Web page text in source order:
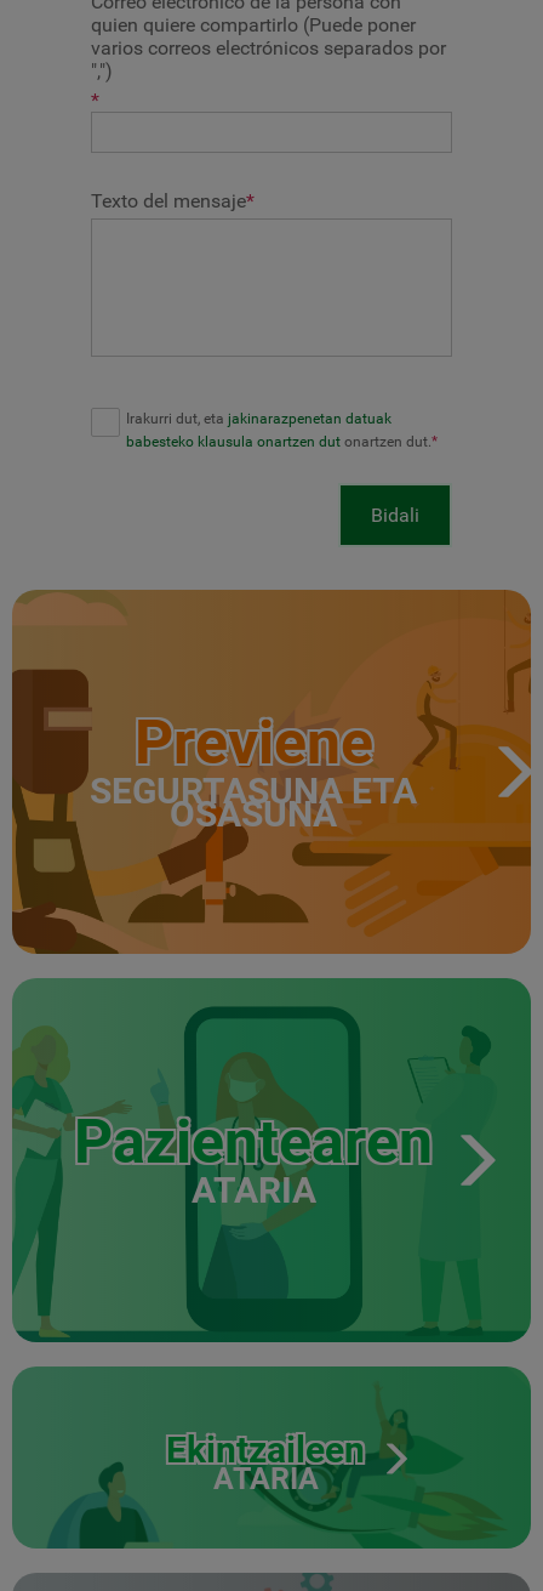
quien quiere compartirlo (Puede poner
varios correos electrónicos separados por
",")
*
Texto del mensaje*
Irakurri dut, eta jakinarazpenetan datuak
babesteko klausula onartzen dut onartzen dut.*
Bidali
Previene
SEGURTASUNA ETA
OSASUNA
Pazientearen
ATARIA
Ekintzaileen
ATARIA